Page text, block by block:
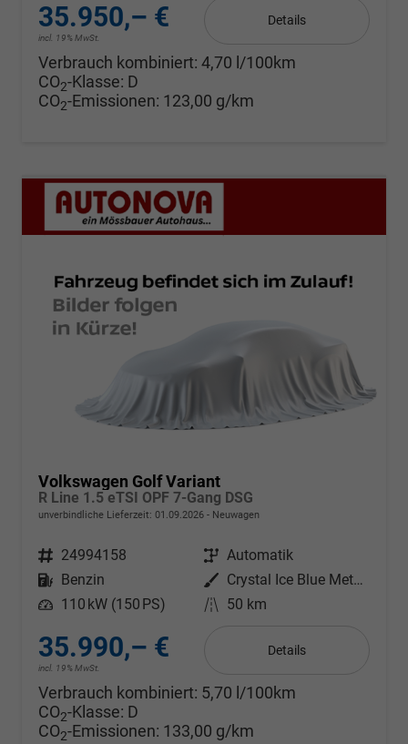
35.950,– €
incl. 19% MwSt.
Details
Verbrauch kombiniert: 4,70 l/100km
CO2-Klasse: D
CO2-Emissionen: 123,00 g/km
Volkswagen Golf Variant
R Line 1.5 eTSI OPF 7-Gang DSG
unverbindliche Lieferzeit: 01.09.2026 Neuwagen
Fahrzeugnr. 24994158 Getriebe Automatik
Kraftstoff
Benzin Außenfarbe
Crystal Ice Blue Metallic
Leistung 110 kW (150 PS) Kilometerstand 50 km
35.990,– €
incl. 19% MwSt.
Details
Verbrauch kombiniert: 5,70 l/100km
CO2-Klasse: D
CO2-Emissionen: 133,00 g/km